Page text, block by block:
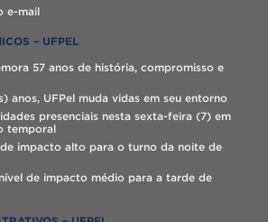
e-mail
– UFPEL
57 anos de história, compromisso e
anos, UFPel muda vidas em seu entorno
presenciais nesta sexta-feira (7) em
temporal
impacto alto para o turno da noite de
de impacto médio para a tarde de